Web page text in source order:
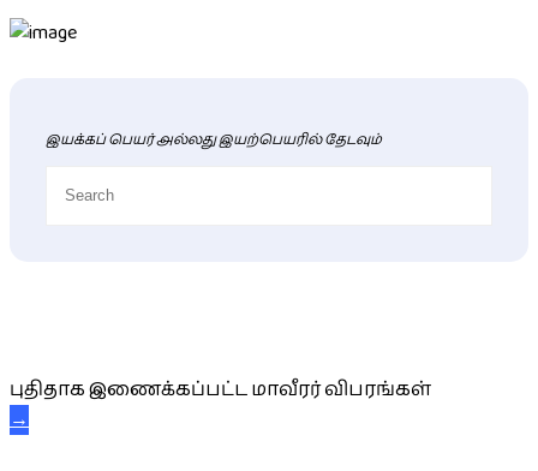
இயக்கப் பெயர் அல்லது இயற்பெயரில் தேடவும்
புதிதாக இணைக்கப்பட்ட மாவீரர் விபரங்கள்
→